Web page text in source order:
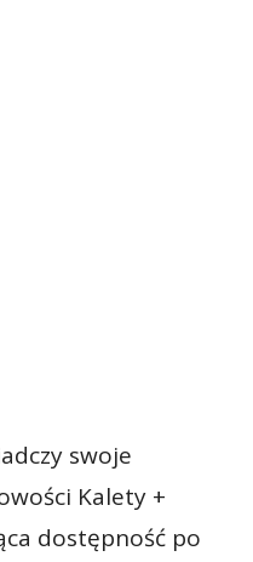
swoje
Kalety +
dostępność po